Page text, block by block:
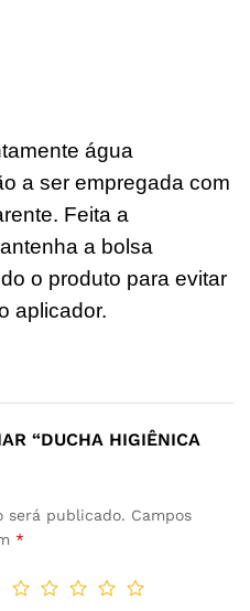
água
a ser empregada com
Feita a
a bolsa
o produto para evitar
aplicador.
“DUCHA HIGIÊNICA
será publicado. Campos
*